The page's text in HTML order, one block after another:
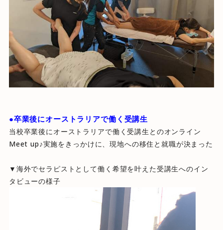
●卒業後にオーストラリアで働く受講生
当校卒業後にオーストラリアで働く受講生とのオンライン
Meet up♪実施をきっかけに、現地への移住と就職が決まった
▼海外でセラピストとして働く希望を叶えた受講生へのイン
タビューの様子